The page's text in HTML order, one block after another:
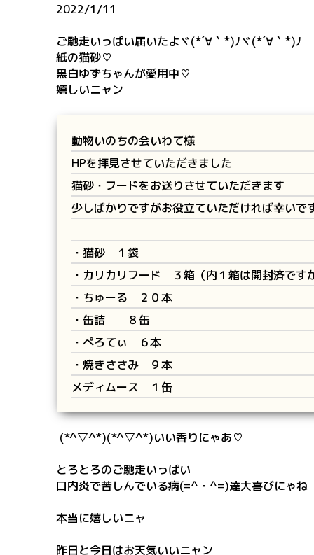
2022/1/11
ご馳走いっぱい届いたよヾ(*´∀｀*)ﾉヾ(*´∀｀*)ﾉ
紙の猫砂♡
黒白ゆずちゃんが愛用中♡
嬉しいニャン
動物いのちの会いわて様
HPを拝見させていただきました
猫砂・フードをお送りさせていただきます
少しばかりですがお役立ていただければ幸いで
・猫砂 １袋
・カリカリフード ３箱（内１箱は開封済です
・ちゅーる ２０本
・缶詰 ８缶
・ぺろてぃ ６本
・焼きささみ ９本
メディムース １缶
(*^▽^*)(*^▽^*)いい香りにゃあ♡
とろとろのご馳走いっぱい
口内炎で苦しんでいる病(=^・^=)達大喜びにゃね
本当に嬉しいニャ
昨日と今日はお天気いいニャン